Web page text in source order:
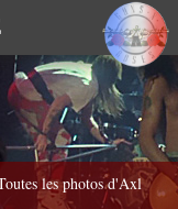
les photos d'Axl